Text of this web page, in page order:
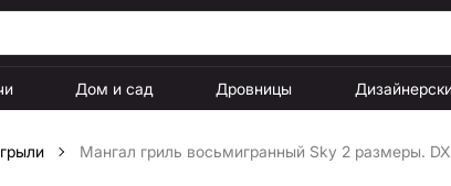
Дом и сад Дровницы
Мангал гриль восьмигранный Sky 2 размеры.